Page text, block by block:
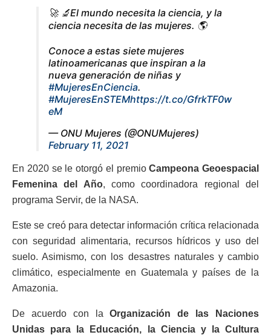
🚀 🔬El mundo necesita la ciencia, y la
ciencia necesita de las mujeres. 🌎
Conoce a estas siete mujeres
latinoamericanas que inspiran a la
nueva generación de niñas y
#MujeresEnCiencia.
#MujeresEnSTEMhttps://t.co/GfrkTF0w
eM
— ONU Mujeres (@ONUMujeres)
February 11, 2021
En 2020 se le otorgó el premioCampeona Geoespacial
Femenina del Año, como coordinadora regional del
programa Servir, de la NASA.
Este se creó para detectar información crítica relacionada
con seguridad alimentaria, recursos hídricos y uso del
suelo. Asimismo, con los desastres naturales y cambio
climático, especialmente en Guatemala y países de la
Amazonia.
De acuerdo con la Organización de las Naciones
Unidas para la Educación, la Ciencia y la Cultura